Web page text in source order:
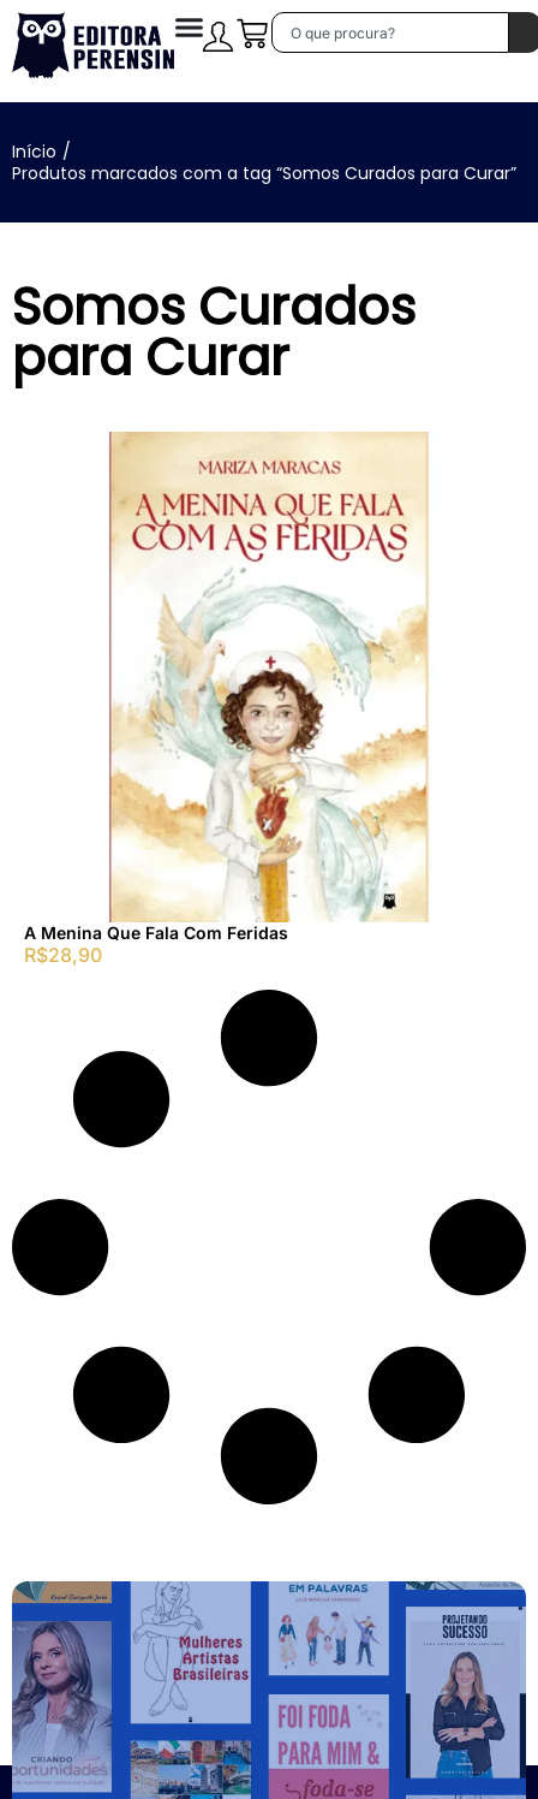
Início /
Produtos marcados com a tag “Somos Curados para Curar”
Somos Curados
para Curar
A Menina Que Fala Com Feridas
R$28,90